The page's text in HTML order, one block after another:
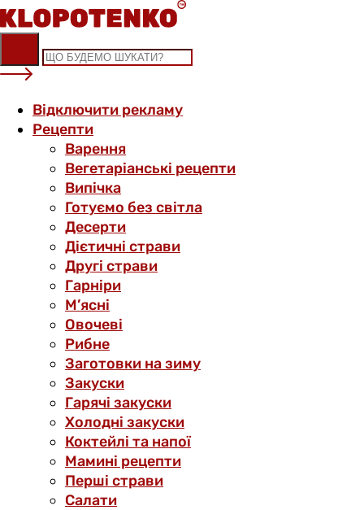
Skip
to
content
Відключити рекламу
Рецепти
Варення
Вегетаріанські рецепти
Випічка
Готуємо без світла
Десерти
Дієтичні страви
Другі страви
Гарніри
М’ясні
Овочеві
Рибне
Заготовки на зиму
Закуски
Гарячі закуски
Холодні закуски
Коктейлі та напої
Мамині рецепти
Перші страви
Салати